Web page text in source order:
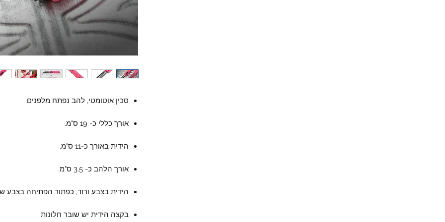
סכין אוטומטי, להב נפתח מלפנים.
אורך כללי כ- 19 ס"מ.
הידית באורך כ-11 ס"מ.
אורך הלהב כ- 3.5 ס"מ.
הידית בצבע ורוד, כפתור הפתיחה בצבע
בקצה הידית יש שובר חלונות.